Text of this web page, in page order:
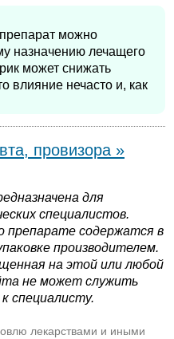
можно
назначению лечащего
может снижать
влияние нечасто и, как
провизора »
для
специалистов.
препарате содержатся в
производителем.
на этой или любой
не может служить
специалисту.
лекарствами и иными